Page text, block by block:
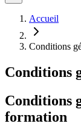
Accueil
Conditions
Conditions
Conditions
formation